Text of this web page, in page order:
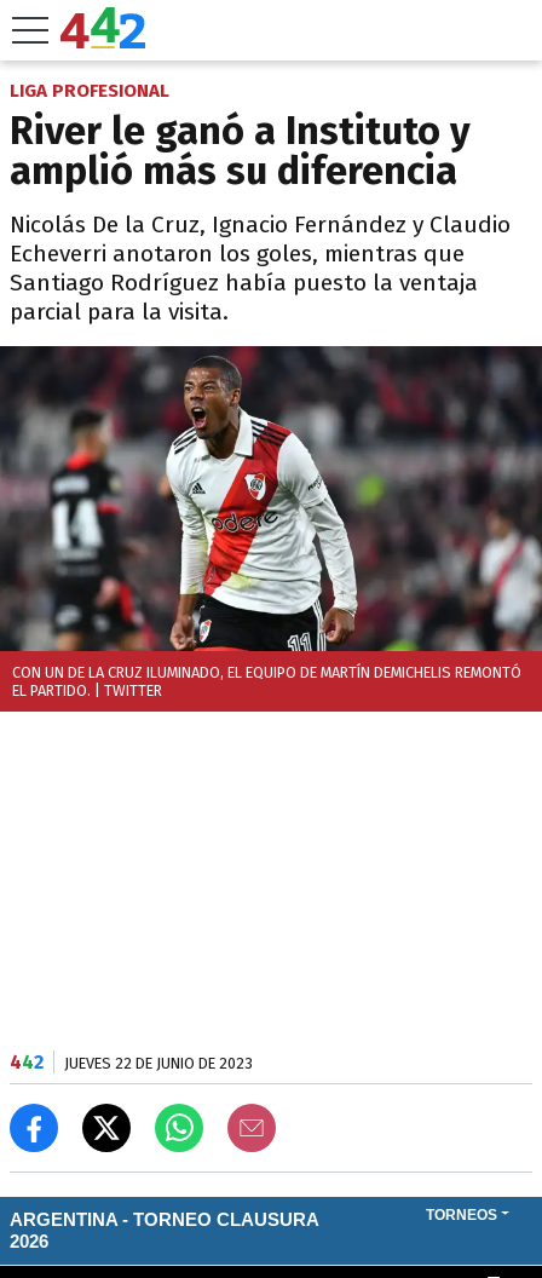
LIGA PROFESIONAL
River le ganó a Instituto y
amplió más su diferencia
Nicolás De la Cruz, Ignacio Fernández y Claudio
Echeverri anotaron los goles, mientras que
Santiago Rodríguez había puesto la ventaja
parcial para la visita.
CON UN DE LA CRUZ ILUMINADO, EL EQUIPO DE MARTÍN DEMICHELIS REMONTÓ
EL PARTIDO. | TWITTER
442 JUEVES 22 DE JUNIO DE 2023